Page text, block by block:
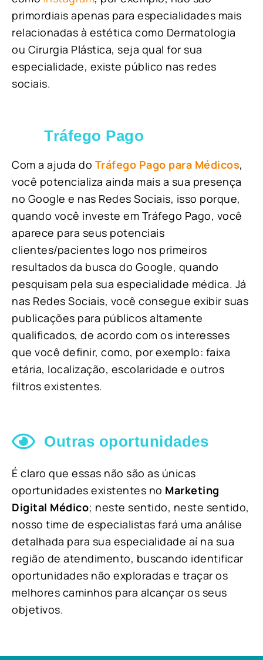
primordiais apenas para especialidades mais
relacionadas à estética como Dermatologia
ou Cirurgia Plástica, seja qual for sua
especialidade, existe público nas redes
sociais.
Tráfego Pago
Com a ajuda do Tráfego Pago para Médicos,
você potencializa ainda mais a sua presença
no Google e nas Redes Sociais, isso porque,
quando você investe em Tráfego Pago, você
aparece para seus potenciais
clientes/pacientes logo nos primeiros
resultados da busca do Google, quando
pesquisam pela sua especialidade médica. Já
nas Redes Sociais, você consegue exibir suas
publicações para públicos altamente
qualificados, de acordo com os interesses
que você definir, como, por exemplo: faixa
etária, localização, escolaridade e outros
filtros existentes.
Outras oportunidades
É claro que essas não são as únicas
oportunidades existentes no Marketing
Digital Médico; neste sentido, neste sentido,
nosso time de especialistas fará uma análise
detalhada para sua especialidade aí na sua
região de atendimento, buscando identificar
oportunidades não exploradas e traçar os
melhores caminhos para alcançar os seus
objetivos.